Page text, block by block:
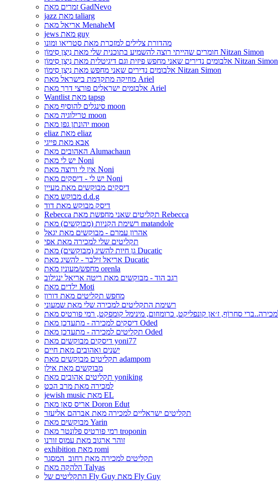
זמרים מאת GadNevo
jazz מאת taliarg
אריאל מאת MenaheM
jews מאת guy
מהדורת צלילים למזכרת מאת סטריאו ומונו
חומרים שהייתי רוצה להשמיע בתוכנית שלי מאת נִיצָן סִימוֹן Nitzan Simon
אלבומים נדירים שאני מחפש פיזית וגם דיגיטלית מאת נִיצָן סִימוֹן Nitzan Simon
אלבומים נדירים שאני מחפש מאת נִיצָן סִימוֹן Nitzan Simon
מוזיקה מתקדמת בישראל מאת Ariel
אלבומים ישראלים פורצי דרך מאת Ariel
Wantlist מאת tapsp
סינגלים להוסיף מאת moon
טרילוגיה מאת moon
יהונתן גפן מאת moon
eliaz מאת eliaz
אבא מאת פייגי
האהובים מאת Alumachaun
יש לי מאת Noni
אין לי ורוצה מאת Noni
יש לי - דיסקים מאת Noni
דיסקים מבוקשים מאת מעיין
מבוקש מאת d.d.g
דיסק מבוקש מאת דוד
Rebecca תקליטים שאני מחפשת מאת Rebecca
רשימת הקניות (מבוקשים) מאת matandole
אהרון עמרם - מבוקשים מאת יגאל
תקליטים שלי למכירה מאת אפי
גן חיות להשיג (מבוקשים) מאת Ducatic
אריאל זילבר - להשיג מאת Ducatic
מחפש/מעונין מאת orenla
רגב הוד - מבוקשים מאת ריטה אריאל ינגילוב
ילדים מאת Moti
מחפש תקליטים מאת דורון
רשימת התקליטים למכירה שלי מאת שמעוני
דיסקים למכירה - מתעדכן מאת Oded
תקליטים למכירה - מתעדכן מאת Oded
דיסקים מבוקשים מאת yoni77
ישנים ואהובים מאת חיים
תקליטים מבוקשים מאת adampom
מבוקשים מאת אילן
תקליטים אהובים מאת yoniking
למכירה מאת מרב הכט
jewish music מאת EL
אריס סאן מאת Doron Edut
תקליטים ישראליים למכירה מאת אברהם אליעזר
מבוקשים מאת Yarin
רמי פורטיס פלונטר מאת troponin
זוהר ארגוב מאת עמוס זורנו
exhibition מאת romi
תקליטים למכירה מאת רחוב_המסגר
הלהקה מאת Talyas
התקליטים של Fly Guy מאת Fly Guy